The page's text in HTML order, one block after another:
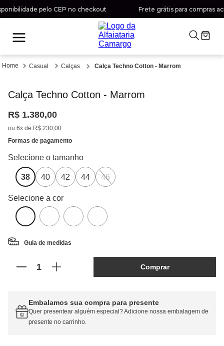
pelo CEP no checkout Frete grátis para compras
Casual Calças Calça Techno Cotton - Marrom
Calça Techno Cotton - Marrom
R$ 1.380,00
ou 6x de R$ 230,00
Formas de pagamento
38 40 42 44 46
Selecione a cor
Guia de medidas
Comprar
Embalamos sua compra para presente
Quer presentear alguém especial? Adicione nossa embalagem de
presente no carrinho.